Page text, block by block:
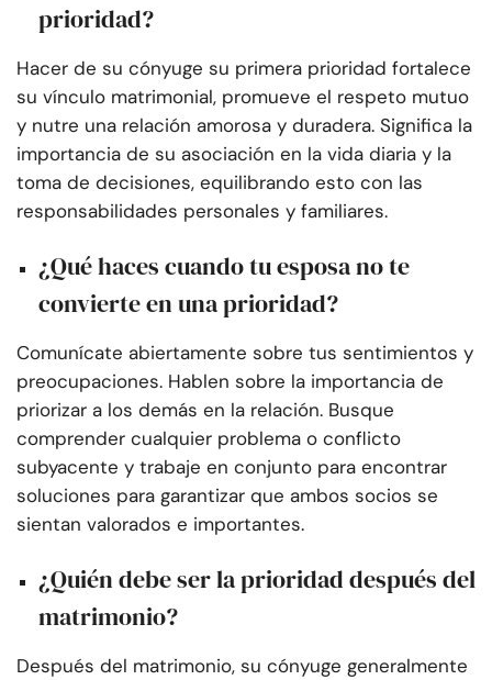
prioridad?
Hacer de su cónyuge su primera prioridad fortalece
su vínculo matrimonial, promueve el respeto mutuo
y nutre una relación amorosa y duradera. Significa la
importancia de su asociación en la vida diaria y la
toma de decisiones, equilibrando esto con las
responsabilidades personales y familiares.
¿Qué haces cuando tu esposa no te
convierte en una prioridad?
Comunícate abiertamente sobre tus sentimientos y
preocupaciones. Hablen sobre la importancia de
priorizar a los demás en la relación. Busque
comprender cualquier problema o conflicto
subyacente y trabaje en conjunto para encontrar
soluciones para garantizar que ambos socios se
sientan valorados e importantes.
¿Quién debe ser la prioridad después del
matrimonio?
Después del matrimonio, su cónyuge generalmente